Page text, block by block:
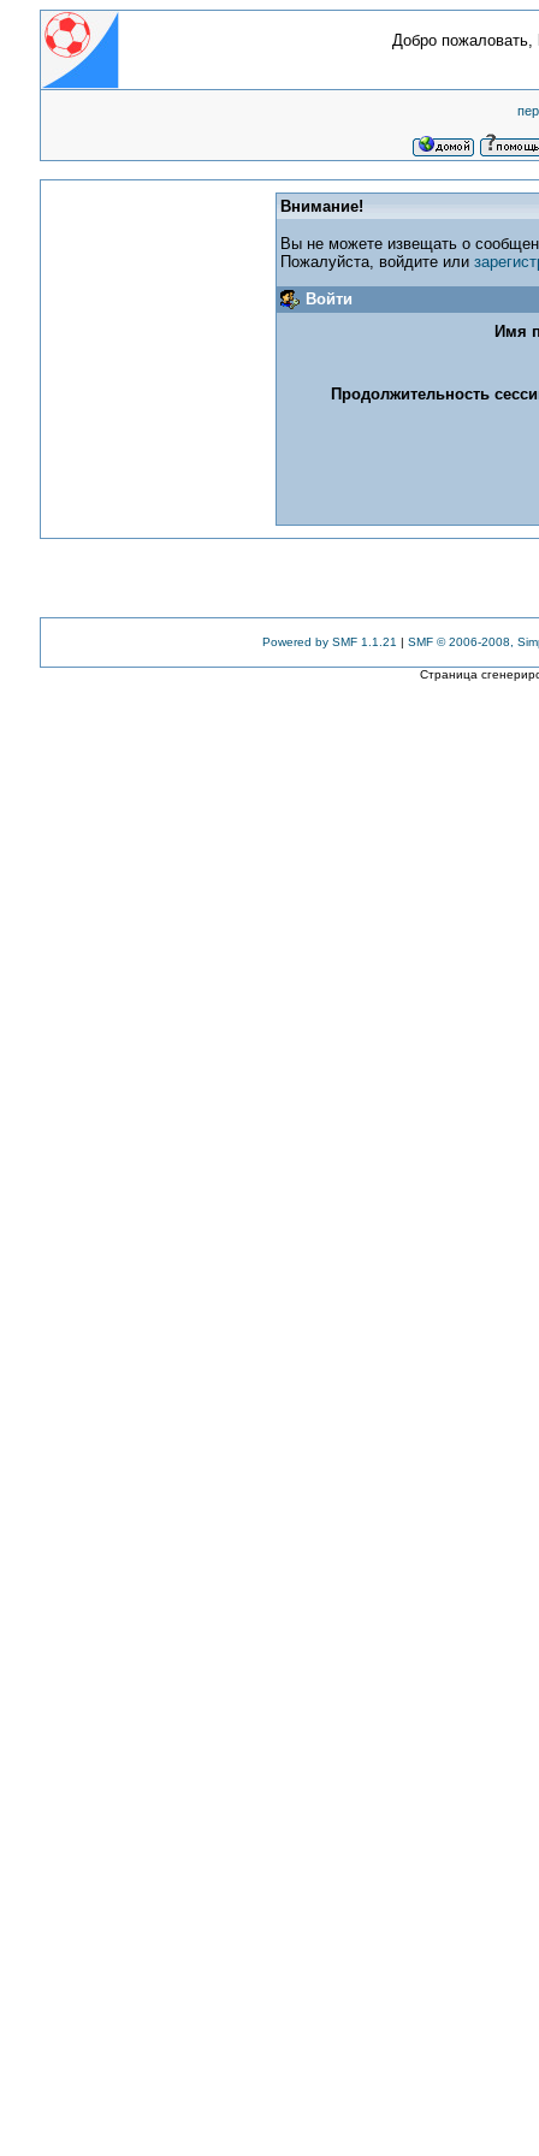
Добро пожаловать,
Внимание!
Вы не можете извещать о
Пожалуйста, войдите или
Войти
Имя
Продолжительность
Powered by SMF 1.1.21 | SMF © 2006-2008,
Страница